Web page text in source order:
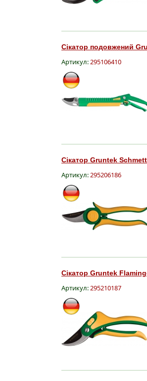
Сікатор подовжений
Артикул:295106410
Сікатор Gruntek
Артикул:295206186
Сікатор Gruntek
Артикул:295210187